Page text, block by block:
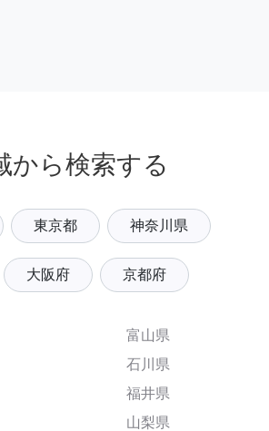
から検索する
東京都 神奈川県
大阪府 京都府
富山県
石川県
福井県
山梨県